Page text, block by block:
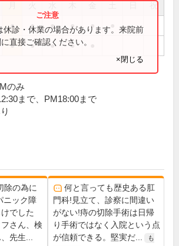
祝
● ● ● ● ●
● ● ● ●
休診・休業の場合があります。来院前
直接ご確認ください。
×閉じる
のみ
まで、PM18:00まで
除の為に
ニック障
でした
さん、検
先生...
何と言っても歴史ある肛
門科!見立て、診察に間違い
がない!痔の切除手術は日帰
り手術ではなく入院という点
が信頼できる。堅実だ...
も